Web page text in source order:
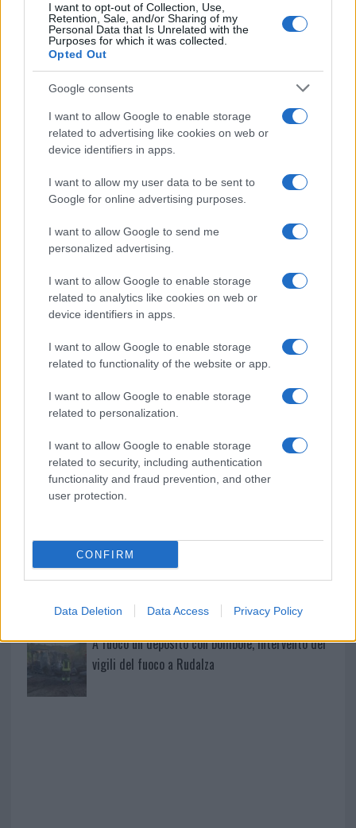
I want to opt-out of Collection, Use,
Retention, Sale, and/or Sharing of my
Personal Data that Is Unrelated with the
Purposes for which it was collected.
Opted Out
Google consents
I want to allow Google to enable storage
related to advertising like cookies on web or
device identifiers in apps.
I want to allow my user data to be sent to
Google for online advertising purposes.
I want to allow Google to send me
personalized advertising.
I want to allow Google to enable storage
related to analytics like cookies on web or
device identifiers in apps.
I want to allow Google to enable storage
related to functionality of the website or app.
I want to allow Google to enable storage
related to personalization.
I want to allow Google to enable storage
related to security, including authentication
functionality and fraud prevention, and other
user protection.
CONFIRM
Data Deletion Data Access Privacy Policy
Condividi l'articolo
F
a
ce
b
o
o
k
T
w
it
te
r
Pi
n
te
re
st
W
h
s
A
p
p
S
h
re
Prossimo articolo
NOTIZIE RECENTI
Sangue, musica e solidarietà con Avis Olbia al
Meteo Olbia 9 agosto, temperature in calo
Salmo finisce in ospedale a Catania, ma il tour
va avanti: “Sicilia, ci sono”
Jovanotti, Gabry Ponte e Alfa: Olbia ombelico del
mondo per una notte
Incendio nella notte a Olbia, a fuoco due furgoni
A fuoco un deposito con bombole, intervento dei
vigili del fuoco a Rudalza